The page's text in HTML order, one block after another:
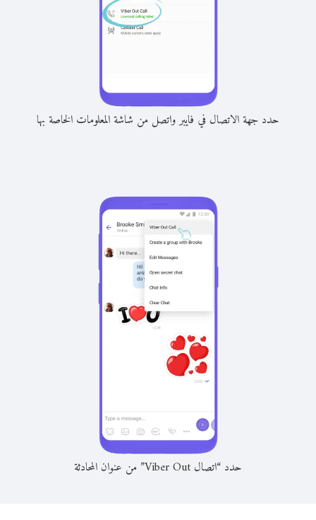
حدد جهة الاتصال في فايبر واتصل من شاشة المعلومات الخاصة بها
حدد “اتصال Viber Out” من عنوان المحادثة